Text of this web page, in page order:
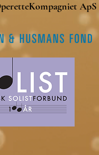
ApS